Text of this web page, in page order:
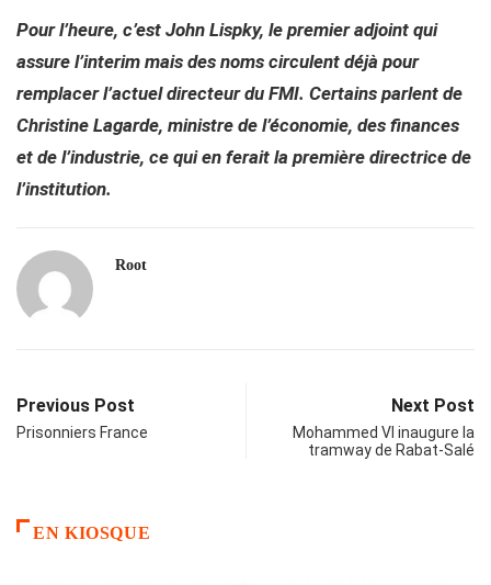
Pour l’heure, c’est John Lispky, le premier adjoint qui
assure l’interim mais des noms circulent déjà pour
remplacer l’actuel directeur du FMI. Certains parlent de
Christine Lagarde, ministre de l’économie, des finances
et de l’industrie, ce qui en ferait la première directrice de
l’institution.
Root
Previous Post
Prisonniers France
Next Post
Mohammed VI inaugure la
tramway de Rabat-Salé
EN KIOSQUE